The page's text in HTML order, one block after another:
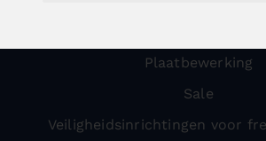
Plaatbewerking
Sale
Veiligheidsinrichtingen voor